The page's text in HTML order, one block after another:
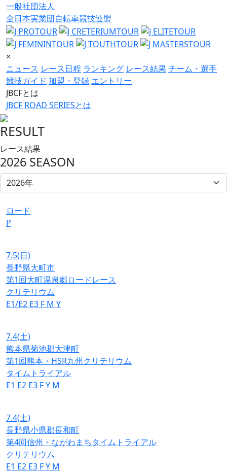
一般社団法人
全日本実業団自転車競技連盟
×
ニュース レース日程 ランキング レース結果チーム・選手
競技ガイド 加盟・登録 エントリー
JBCFとは
JBCF ROAD SERIESとは
RESULT
レース結果
2026 SEASON
ロード
P
7.5(日)
長野県大町市
第1回大町温泉郷ロードレース
クリテリウム
E1/E2 E3 F M Y
7.4(土)
熊本県菊池郡大津町
第1回熊本・HSR九州クリテリウム
タイムトライアル
E1 E2 E3 FY M
7.4(土)
長野県小県郡長和町
第4回信州・ながわまちタイムトライアル
クリテリウム
E1 E2 E3 FY M